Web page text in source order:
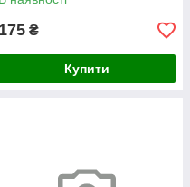
175 ₴
Купити